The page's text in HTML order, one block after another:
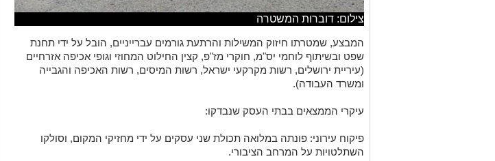
צילום: דוברות המשטרה
המבצע, שמטרתו חיזוק המשילות והרתעת גורמים עברייניים, הובל על ידי תחנת
שפט ובשיתוף לוחמי יס"מ, חוקרי מז"פ, קצין החילוט המחוזי וגופי אכיפה אזרחיים
(עיריית ירושלים, רשות מקרקעי ישראל, רשות המיסים, רשות האכיפה והגבייה
ומשרד העבודה).
עיקרי הממצאים בבתי העסק שנבדקו:
פיקוח עירוני: פונתה במלואה תכולת שני עסקים על ידי מחזיקי המקום, וסולקו
השתלטויות על המרחב הציבורי.